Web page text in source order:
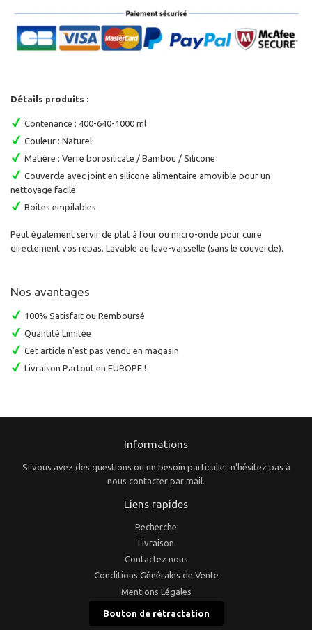
Détails produits :
Contenance : 400-640-1000 ml
Couleur : Naturel
Matière : Verre borosilicate / Bambou / Silicone
Couvercle avec joint en silicone alimentaire amovible pour un
nettoyage facile
Boites empilables
Peut également servir de plat à four ou micro-onde pour cuire
directement vos repas. Lavable au lave-vaisselle (sans le couvercle).
Nos avantages
100% Satisfait ou Remboursé
Quantité Limitée
Cet article n'est pas vendu en magasin
Livraison Partout en EUROPE !
Informations
Si vous avez des questions ou un besoin particulier n'hésitez pas à
nous contacter par mail.
Liens rapides
Recherche
Livraison
Contactez nous
Conditions Générales de Vente
Mentions Légales
Bouton de rétractation